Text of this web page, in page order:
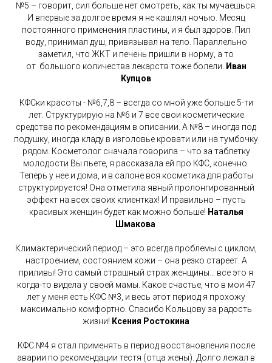
№5 – говорит, сил больше нет смотреть, как ты мучаешься.
И впервые за долгое время я не кашлял ночью. Месяц
постоянного применения пластины, и я был здоров. Пил
воду, принимал душ, привязывал на тело. Параллельно
заметил, что ЖКТ и печень пришли в норму, а то
от большого количества лекарств тоже болели.
Иван
Купцов
КФСки красоты - №6,7,8 – всегда со мной уже больше 5-ти
лет. Структурирую на №6 и 7 все свои косметические
средства по рекомендациям в описании. А №8 – иногда под
подушку, иногда кладу в изголовье кровати или на тумбочку
рядом. Косметолог сначала говорила – что за таблетку
молодости Вы пьете, я рассказала ей про КФС, конечно.
Теперь у нее и дома, и в салоне вся косметика для работы
структурируется! Она отметила явный пролонгированный
эффект на всех своих клиентках! И правильно – пусть
красивых женщин будет как можно больше! Наталья
Шмакова
Климактерический период – это всегда проблемы с циклом,
настроением, состоянием кожи – она резко стареет. А
приливы! Это самый страшный страх женщины… все это я
когда-то видела у своей мамы. Какое счастье, что в мои 47
лет у меня есть КФС №3, и весь этот период я прохожу
максимально комфортно. Спасибо Кольцову за радость
жизни! Ксения Ростокина
КФС №4 я стал применять в период восстановления после
аварии по рекомендации тестя (отца жены). Долго лежал в